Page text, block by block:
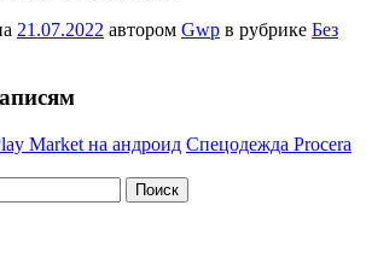
21.07.2022 автором Gwp в рубрике Без
Market на андроид Спецодежда Procera